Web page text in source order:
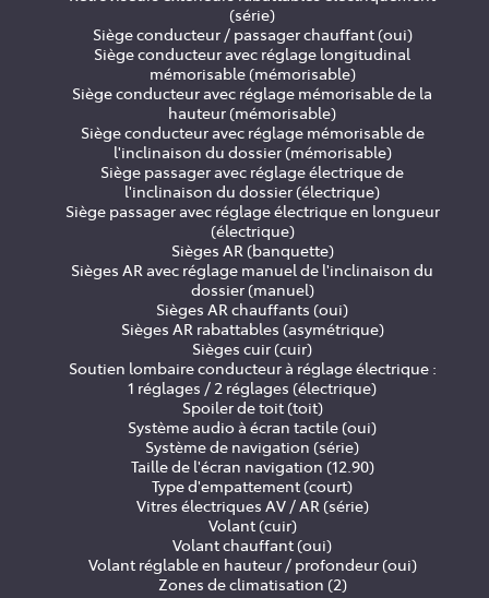
(série)
Siège conducteur / passager chauffant (oui)
Siège conducteur avec réglage longitudinal
mémorisable (mémorisable)
Siège conducteur avec réglage mémorisable de la
hauteur (mémorisable)
Siège conducteur avec réglage mémorisable de
l'inclinaison du dossier (mémorisable)
Siège passager avec réglage électrique de
l'inclinaison du dossier (électrique)
Siège passager avec réglage électrique en longueur
(électrique)
Sièges AR (banquette)
Sièges AR avec réglage manuel de l'inclinaison du
dossier (manuel)
Sièges AR chauffants (oui)
Sièges AR rabattables (asymétrique)
Sièges cuir (cuir)
Soutien lombaire conducteur à réglage électrique :
1 réglages / 2 réglages (électrique)
Spoiler de toit (toit)
Système audio à écran tactile (oui)
Système de navigation (série)
Taille de l'écran navigation (12.90)
Type d'empattement (court)
Vitres électriques AV / AR (série)
Volant (cuir)
Volant chauffant (oui)
Volant réglable en hauteur / profondeur (oui)
Zones de climatisation (2)